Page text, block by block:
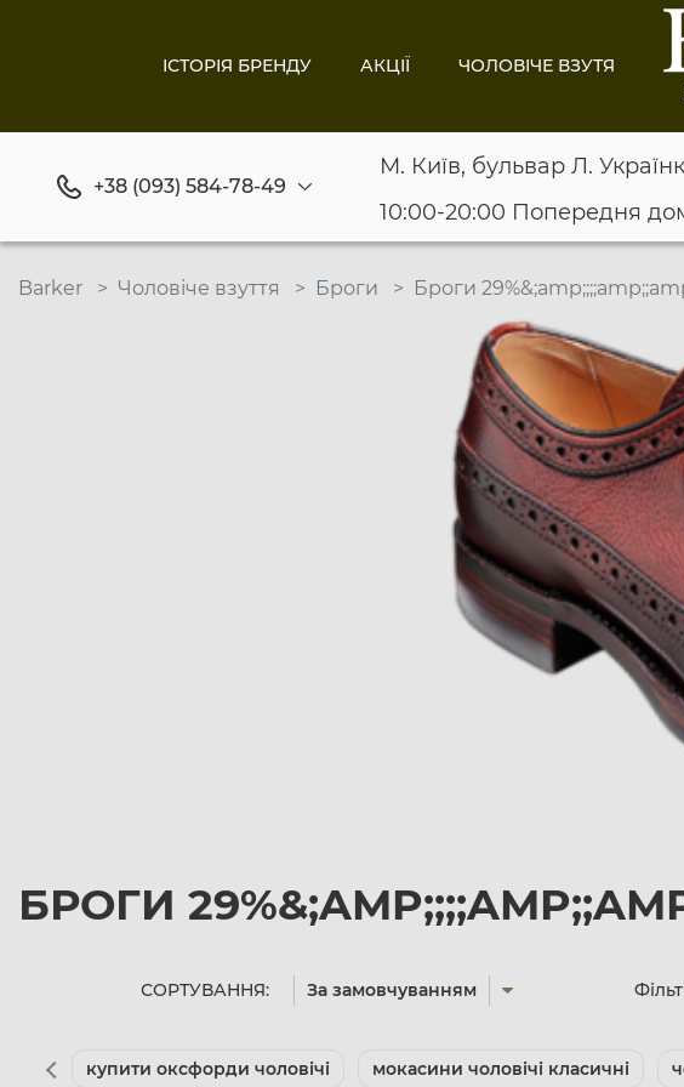
ІСТОРІЯ БРЕНДУ АКЦІЇ ЧОЛОВІЧЕ ВЗУТЯ
+38 (093) 584-78-49
М. Київ, бульвар Л.
10:00-20:00 Попередня
Barker Чоловіче взуття Броги Броги
БРОГИ
СОРТУВАННЯ: За замовчуванням
купити оксфорди чоловічі мокасини чоловічі класичні